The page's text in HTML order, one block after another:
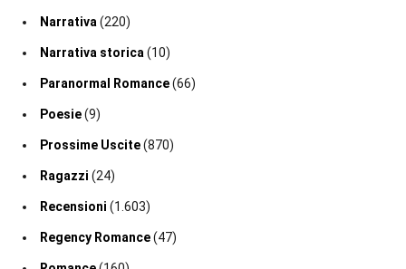
Narrativa(220)
Narrativa storica(10)
Paranormal Romance(66)
Poesie(9)
Prossime Uscite(870)
Ragazzi (24)
Recensioni (1.603)
Regency Romance(47)